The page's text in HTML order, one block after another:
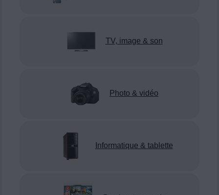
TV, image & son
Photo & vidéo
Informatique & tablette